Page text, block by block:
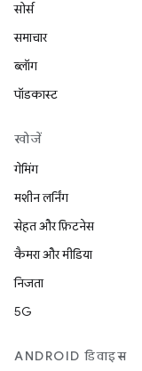
सोर्स
समाचार
ब्लॉग
पॉडकास्ट
खोजें
गेमिंग
मशीन लर्निंग
सेहत और फ़िटनेस
कैमरा और मीडिया
निजता
5G
ANDROID डिवाइस